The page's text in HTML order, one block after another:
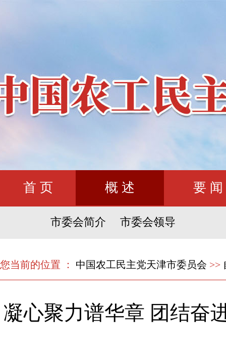
首 页 概 述 要 闻
市委会简介 市委会领导
您当前的位置 ： 中国农工民主党天津市委员会 >>
凝心聚力谱华章 团结奋